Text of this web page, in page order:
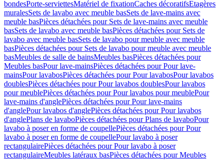
bondesPorte-serviettesMatériel de fixationCaches décoratifsEtagères
muralesSets de lavabo avec meuble basSets de lave-mains avec
meuble basPièces détachées pour Sets de lave-mains avec meuble
basSets de lavabo avec meuble basPièces détachées pour Sets de
lavabo avec meuble basSets de lavabo pour meuble avec meuble
basPièces détachées pour Sets de lavabo pour meuble avec meuble
basMeubles de salle de bainsMeubles basPièces détachées pour
Meubles basPour lave-mainsPièces détachées pour Pour lave-
mainsPour lavabosPièces détachées pour Pour lavabosPour lavabos
doublesPièces détachées pour Pour lavabos doublesPour lavabos
pour meublePièces détachées pour Pour lavabos pour meublePour
lave-mains d'anglePièces détachées pour Pour lave-mains
d'anglePour lavabos d'anglePièces détachées pour Pour lavabos
d'anglePlans de lavaboPièces détachées pour Plans de lavaboPour
lavabo à poser en forme de coupellePièces détachées pour Pour
lavabo à poser en forme de coupellePour lavabo à poser
rectangulairePièces détachées pour Pour lavabo à poser
rectangulaireMeubles latéraux basPièces détachées pour Meubles